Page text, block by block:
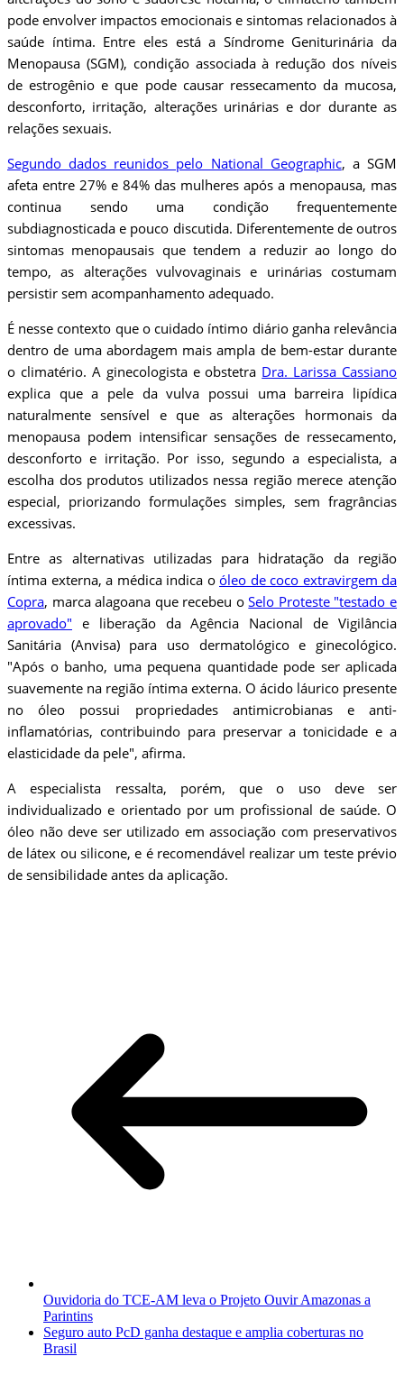
pode envolver impactos emocionais e sintomas relacionados à
saúde íntima. Entre eles está a Síndrome Geniturinária da
Menopausa (SGM), condição associada à redução dos níveis
de estrogênio e que pode causar ressecamento da mucosa,
desconforto, irritação, alterações urinárias e dor durante as
relações sexuais.
Segundo dados reunidos pelo National Geographic, a SGM
afeta entre 27% e 84% das mulheres após a menopausa, mas
continua sendo uma condição frequentemente
subdiagnosticada e pouco discutida. Diferentemente de outros
sintomas menopausais que tendem a reduzir ao longo do
tempo, as alterações vulvovaginais e urinárias costumam
persistir sem acompanhamento adequado.
É nesse contexto que o cuidado íntimo diário ganha relevância
dentro de uma abordagem mais ampla de bem-estar durante
o climatério. A ginecologista e obstetra Dra. Larissa Cassiano
explica que a pele da vulva possui uma barreira lipídica
naturalmente sensível e que as alterações hormonais da
menopausa podem intensificar sensações de ressecamento,
desconforto e irritação. Por isso, segundo a especialista, a
escolha dos produtos utilizados nessa região merece atenção
especial, priorizando formulações simples, sem fragrâncias
excessivas.
Entre as alternativas utilizadas para hidratação da região
íntima externa, a médica indica o óleo de coco extravirgem da
Copra, marca alagoana que recebeu oSelo Proteste "testado e
aprovado" e liberação da Agência Nacional de Vigilância
Sanitária (Anvisa) para uso dermatológico e ginecológico.
"Após o banho, uma pequena quantidade pode ser aplicada
suavemente na região íntima externa. O ácido láurico presente
no óleo possui propriedades antimicrobianas e anti-
inflamatórias, contribuindo para preservar a tonicidade e a
elasticidade da pele", afirma.
A especialista ressalta, porém, que o uso deve ser
individualizado e orientado por um profissional de saúde. O
óleo não deve ser utilizado em associação com preservativos
de látex ou silicone, e é recomendável realizar um teste prévio
de sensibilidade antes da aplicação.
Ouvidoria do TCE-AM leva o Projeto Ouvir Amazonas a
Parintins
Seguro auto PcD ganha destaque e amplia coberturas no
Brasil